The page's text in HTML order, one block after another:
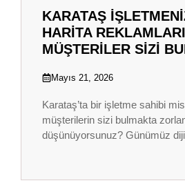
KARATAŞ
HARITA
MÜŞTERILER SIZI
Mayıs 21, 2026
Karataş’ta bir işletme sahibi
müşterilerin sizi bulmakta
düşünüyorsunuz? Günümüz